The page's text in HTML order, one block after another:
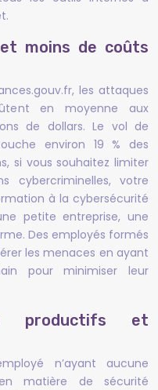
moins de coûts
les attaques
en moyenne aux
de dollars. Le vol de
environ 19 % des
si vous souhaitez limiter
cybercriminelles, votre
à la cybersécurité
petite entreprise, une
Des employés formés
les menaces en ayant
pour minimiser leur
productifs et
n’ayant aucune
matière de sécurité